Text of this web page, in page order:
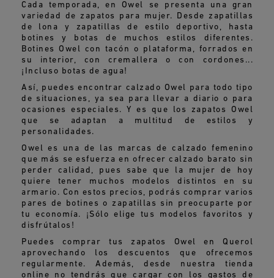
Cada temporada, en Owel se presenta una gran
variedad de zapatos para mujer. Desde zapatillas
de lona y zapatillas de estilo deportivo, hasta
botines y botas de muchos estilos diferentes.
Botines Owel con tacón o plataforma, forrados en
su interior, con cremallera o con cordones...
¡Incluso botas de agua!
Así, puedes encontrar calzado Owel para todo tipo
de situaciones, ya sea para llevar a diario o para
ocasiones especiales. Y es que los zapatos Owel
que se adaptan a multitud de estilos y
personalidades.
Owel es una de las marcas de calzado femenino
que más se esfuerza en ofrecer calzado barato sin
perder calidad, pues sabe que la mujer de hoy
quiere tener muchos modelos distintos en su
armario. Con estos precios, podrás comprar varios
pares de botines o zapatillas sin preocuparte por
tu economía. ¡Sólo elige tus modelos favoritos y
disfrútalos!
Puedes comprar tus zapatos Owel en Querol
aprovechando los descuentos que ofrecemos
regularmente. Además, desde nuestra tienda
online no tendrás que cargar con los gastos de